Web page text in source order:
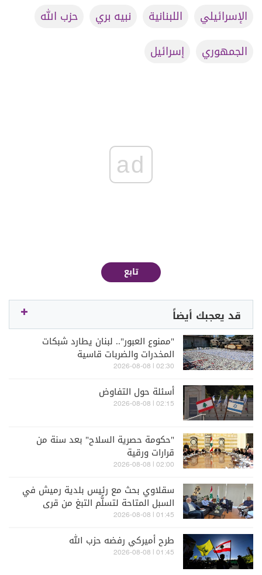
الإسرائيلي
اللبنانية نبيه بري
حزب الله
الجمهوري
إسرائيل
ad
تابع
قد يعجبك أيضاً
"ممنوع العبور".. لبنان يطارد شبكات
المخدرات والضربات قاسية
02:30 | 2026-08-08
أسئلة حول التفاوض
02:15 | 2026-08-08
"حكومة حصرية السلاح" بعد سنة من
قرارات ورقية
02:00 | 2026-08-08
سقلاوي بحث مع رئيس بلدية رميش في
السبل المتاحة لتسلُّم التبغ من قرى
المنطقة
01:45 | 2026-08-08
طرح أميركي رفضه حزب الله
01:45 | 2026-08-08